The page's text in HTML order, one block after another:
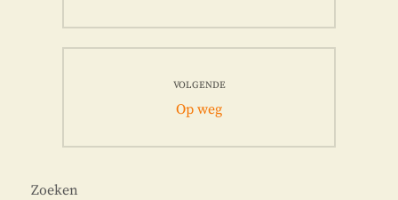
VOLGENDE
Volgend
Op weg
Zoeken